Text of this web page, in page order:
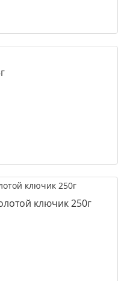
ключик 250г